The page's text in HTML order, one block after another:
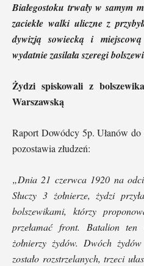
Białegostoku trwały w samym
zaciekłe walki uliczne z
dywizją sowiecką i
wydatnie zasilała szeregi
Żydzi spiskowali z
Warszawską
Raport Dowódcy 5p. Ułanów do
pozostawia złudzeń:
„Dnia 21 czerwca 1920 na
Słuczy 3 żołnierze, żydzi
bolszewikami, którzy
przełamać front. Batalion
żołnierzy żydów. Dwóch
zostało rozstrzelanych, trzeci